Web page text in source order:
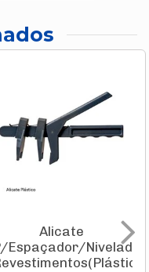
Alicate
Espaçador/Nivelador